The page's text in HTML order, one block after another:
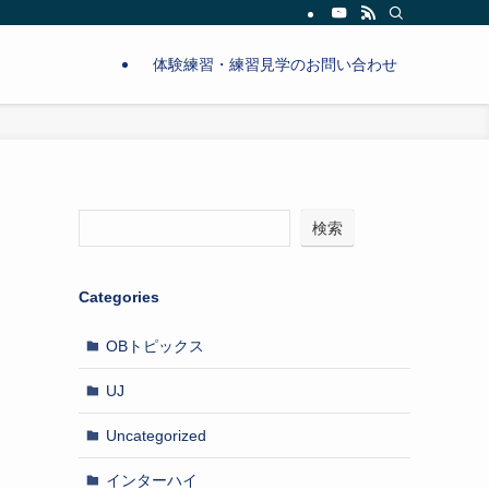
体験練習・練習見学のお問い合わせ
検索
Categories
OBトピックス
UJ
Uncategorized
インターハイ